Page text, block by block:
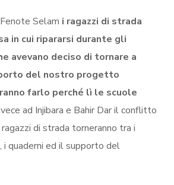
Selam i ragazzi di strada
in cui ripararsi durante gli
avevano deciso di tornare a
del nostro progetto
farlo perché lì le scuole
ad Injibara e Bahir Dar il conflitto
di strada torneranno tra i
i quaderni ed il supporto del